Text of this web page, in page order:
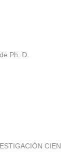
Ph. D.